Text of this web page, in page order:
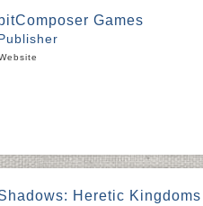
bitComposer Games
Heretic Kingdoms